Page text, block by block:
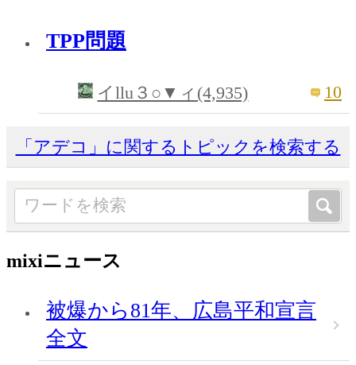
TPP問題
イllu３○▼ィ(4,935) 10
「アデコ」に関するトピックを検索する
mixiニュース
被爆から81年、広島平和宣言
全文